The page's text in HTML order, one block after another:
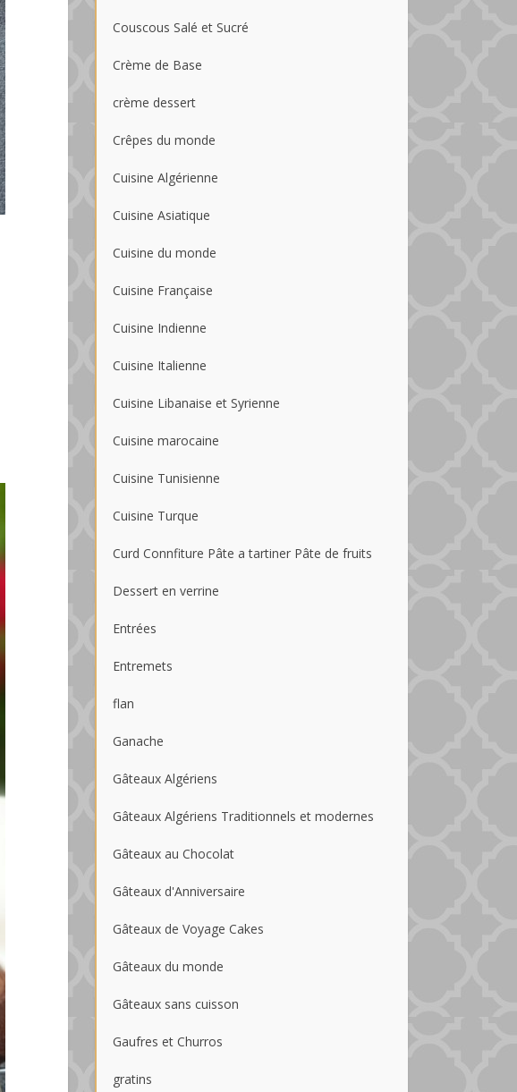
Couscous Salé et Sucré
Crème de Base
crème dessert
Crêpes du monde
Cuisine Algérienne
Cuisine Asiatique
Cuisine du monde
Cuisine Française
Cuisine Indienne
Cuisine Italienne
Cuisine Libanaise et Syrienne
Cuisine marocaine
Cuisine Tunisienne
Cuisine Turque
Curd Connfiture Pâte a tartiner Pâte de fruits
Dessert en verrine
Entrées
Entremets
flan
Ganache
Gâteaux Algériens
Gâteaux Algériens Traditionnels et modernes
Gâteaux au Chocolat
Gâteaux d'Anniversaire
Gâteaux de Voyage Cakes
Gâteaux du monde
Gâteaux sans cuisson
Gaufres et Churros
gratins